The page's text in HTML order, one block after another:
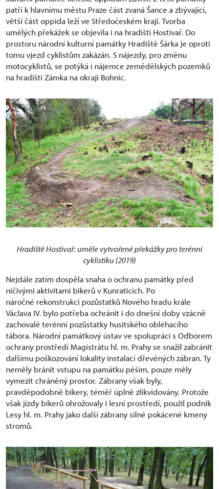
patří k hlavnímu městu Praze část zvaná Šance a zbývající,
větší část oppida leží ve Středočeském kraji. Tvorba
umělých překážek se objevila i na hradišti Hostivař. Do
prostoru národní kulturní památky Hradiště Šárka je oproti
tomu vjezd cyklistům zakázán. S nájezdy, pro změnu
motocyklistů, se potýká i nájemce zemědělských pozemků
na hradišti Zámka na okraji Bohnic.
Hradiště Hostivař: uměle vytvořené překážky pro terénní
cyklistiku (2019)
Nejdále zatím dospěla snaha o ochranu památky před
ničivými aktivitami bikerů v Kunraticích. Po
náročné rekonstrukci pozůstatků Nového hradu krále
Václava IV. bylo potřeba ochránit i do dnešní doby vzácně
zachovalé terénní pozůstatky husitského obléhacího
tábora. Národní památkový ústav ve spolupráci s Odborem
ochrany prostředí Magistrátu hl. m. Prahy se snažil zabránit
dalšímu poškozování lokality instalací dřevěných zábran. Ty
neměly bránit vstupu na památku pěším, pouze měly
vymezit chráněný prostor. Zábrany však byly,
pravděpodobně bikery, téměř úplně zlikvidovány. Protože
však jízdy bikerů ohrožovaly i lesní prostředí, použil podnik
Lesy hl. m. Prahy jako další zábrany silné pokácené kmeny
stromů.